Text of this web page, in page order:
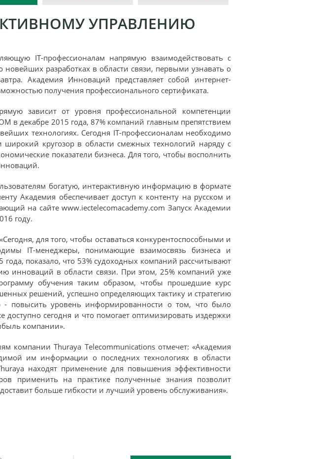
УПРАВЛЕНИЮ
IТ-профессионалам напрямую взаимодействовать с
разработках в области связи, первыми узнавать о
Академия Инноваций представляет собой интернет-
получения профессионального сертификата.
зависит от уровня профессиональной компетенции
в декабре 2015 года, 87% компаний главным препятствием
технологиях. Сегодня IТ-профессионалам необходимо
кругозор в области смежных технологий наряду с
показатели бизнеса. Для того, чтобы восполнить
богатую, интерактивную информацию в формате
Академия обеспечивает доступ к контенту на русском и
на сайте www.iectelecomacademy.com Запуск Академии
году.
для того, чтобы оставаться конкурентоспособными и
IТ-менеджеры, понимающие взаимосвязь бизнеса и
показало, что 53% судоходных компаний рассчитывают
инноваций в области связи. При этом, 25% компаний уже
обучения таким образом, чтобы прошедшие курс
решений, успешно определяющих тактику и стратегию
- повысить уровень информированности о том, что было
сегодня и что помогает оптимизировать издержки
компании».
компании Thuraya Telecommunications отмечет: «Академия
им информации о последних технологиях в области
находят применение для повышения эффективности
применить на практике полученные знания позволит
больше гибкости и лучший уровень обслуживания».